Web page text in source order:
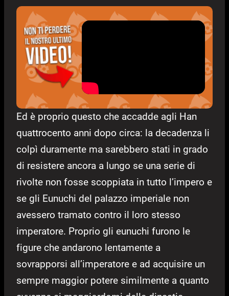
Ed è proprio questo che accadde agli Han
quattrocento anni dopo circa: la decadenza li
colpì duramente ma sarebbero stati in grado
di resistere ancora a lungo se una serie di
rivolte non fosse scoppiata in tutto l’impero e
se gli Eunuchi del palazzo imperiale non
avessero tramato contro il loro stesso
imperatore. Proprio gli eunuchi furono le
figure che andarono lentamente a
sovrapporsi all’imperatore e ad acquisire un
sempre maggior potere similmente a quanto